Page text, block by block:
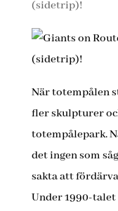
När totempålen
fler skulpturer
totempålepark.
det ingen som
sakta att
Under 1990-